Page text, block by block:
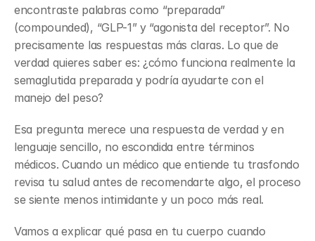
encontraste palabras como “preparada”
(compounded), “GLP-1” y “agonista del receptor”. No
precisamente las respuestas más claras. Lo que de
verdad quieres saber es: ¿cómo funciona realmente la
semaglutida preparada y podría ayudarte con el
manejo del peso?
Esa pregunta merece una respuesta de verdad y en
lenguaje sencillo, no escondida entre términos
médicos. Cuando un médico que entiende tu trasfondo
revisa tu salud antes de recomendarte algo, el proceso
se siente menos intimidante y un poco más real.
Vamos a explicar qué pasa en tu cuerpo cuando